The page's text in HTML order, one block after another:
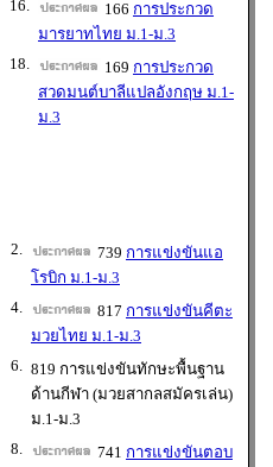
16. 166 การประกวด
มารยาทไทย ม.1-ม.3
18. 169 การประกวด
สวดมนต์บาลีแปลอังกฤษ ม.1-
ม.3
2. 739 การแข่งขันแอ
โรบิก ม.1-ม.3
4. 817 การแข่งขันคีตะ
มวยไทย ม.1-ม.3
6. 819 การแข่งขันทักษะพื้นฐาน
ด้านกีฬา (มวยสากลสมัครเล่น)
ม.1-ม.3
8. 741 การแข่งขันตอบ